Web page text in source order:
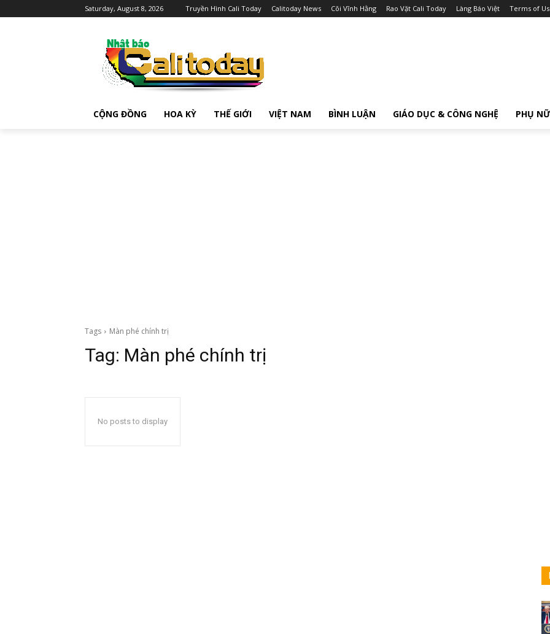
Saturday, August 8, 2026 Truyền Hình Cali Today Calitoday News Cõi Vĩnh Hằng Rao Vặt Cali Today Làng Báo Việt Terms of
CỘNG ĐỒNG HOA KỲ THẾ GIỚI VIỆT NAM BÌNH LUẬN GIÁO DỤC & CÔNG NGHỆ PHỤ NỮ
Tags Màn phé chính trị
Tag: Màn phé chính trị
No posts to display